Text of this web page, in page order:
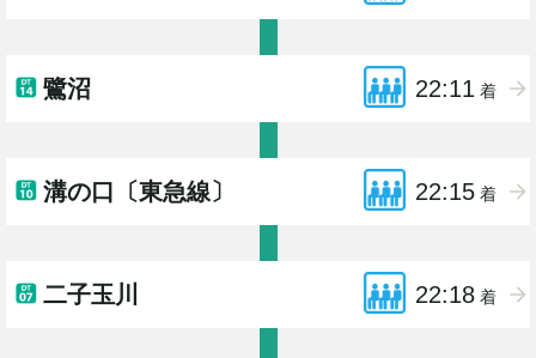
鷺沼 22:11 着
溝の口〔東急線〕 22:15 着
二子玉川 22:18 着